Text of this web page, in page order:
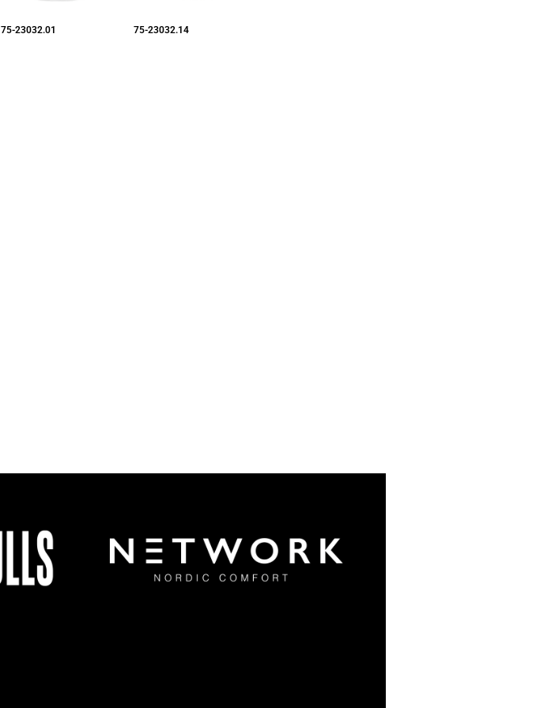
75-23032.01 75-23032.14